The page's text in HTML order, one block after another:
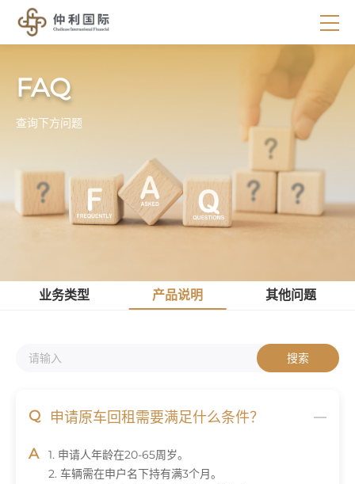
FAQ
查询下方问题
业务类型 产品说明 其他问题
搜索
Q 申请原车回租需要满足什么条件？
A
1. 申请人年龄在20-65周岁。
2. 车辆需在申户名下持有满3个月。